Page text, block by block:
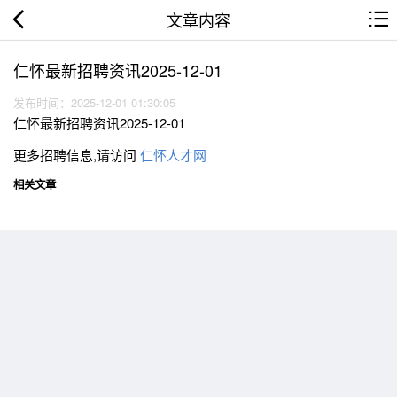
文章内容
仁怀最新招聘资讯2025-12-01
发布时间：2025-12-01 01:30:05
仁怀最新招聘资讯2025-12-01
更多招聘信息,请访问 仁怀人才网
相关文章